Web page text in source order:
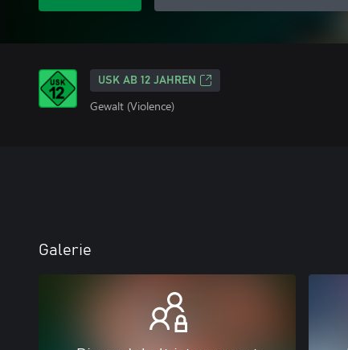
USK AB 12 JAHREN
Gewalt (Violence)
Galerie